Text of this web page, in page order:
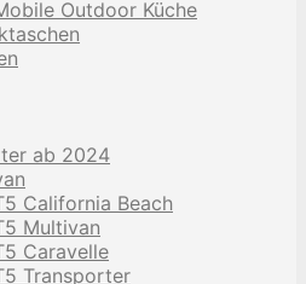
Outdoor Küche
ab 2024
California Beach
Multivan
Caravelle
Transporter